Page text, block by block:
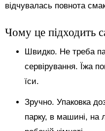
відчувалась повнота
Чому це підходить
Швидко. Не треба
сервірування. Їжа
їси.
Зручно. Упаковка
парку, в машині, на